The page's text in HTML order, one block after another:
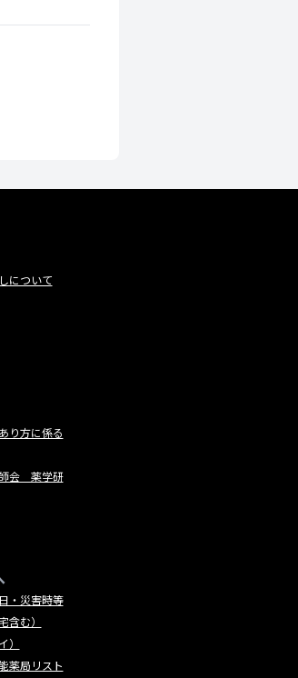
について
り方に係る
師会 薬学研
・災害時等
含む）
薬局リスト